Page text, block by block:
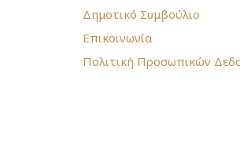
Δημοτικό Συμβούλιο
Επικοινωνία
Πολιτική Προσωπικών